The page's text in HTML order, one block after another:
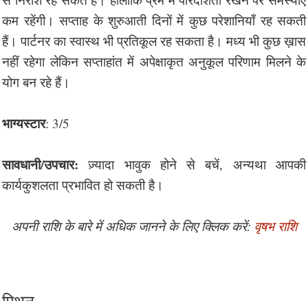
कम रहेंगी। सप्ताह के शुरुआती दिनों में कुछ परेशानियाँ रह सकती
हैं। पार्टनर का स्वास्थ भी प्रतिकूल रह सकता है। मध्य भी कुछ ख़ास
नहीं रहेगा लेकिन सप्ताहांत में अपेक्षाकृत अनुकूल परिणाम मिलने के
योग बन रहे हैं।
भाग्यस्टार: 3/5
सावधानी/उपचार: ज़्यादा भावुक होने से बचें, अन्यथा आपकी
कार्यकुशलता प्रभावित हो सकती है।
अपनी राशि के बारे में अधिक जानने के लिए क्लिक करें: वृषभ राशि